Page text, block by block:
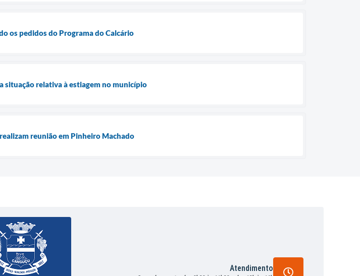
os pedidos do Programa do Calcário
situação relativa à estiagem no município
reunião em Pinheiro Machado
Atendimento